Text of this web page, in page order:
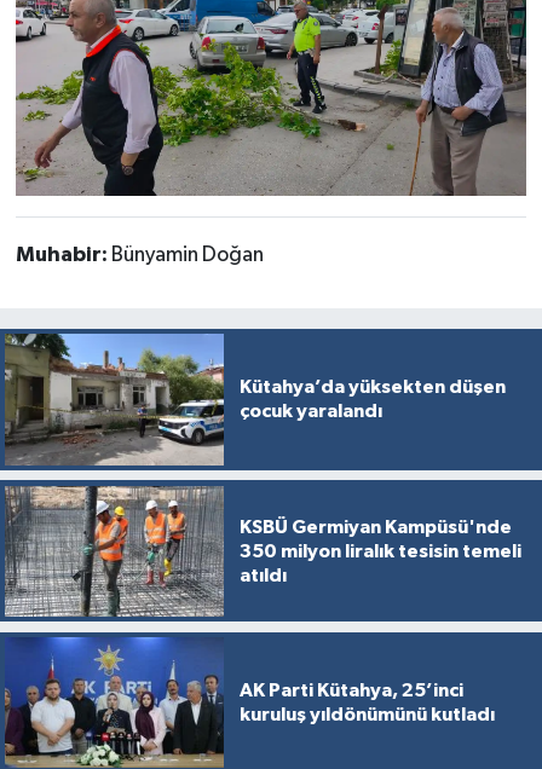
Muhabir: Bünyamin Doğan
Kütahya’da yüksekten düşen
çocuk yaralandı
KSBÜ Germiyan Kampüsü'nde
350 milyon liralık tesisin temeli
atıldı
AK Parti Kütahya, 25’inci
kuruluş yıldönümünü kutladı